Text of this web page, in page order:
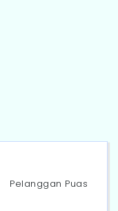
Pelanggan Puas